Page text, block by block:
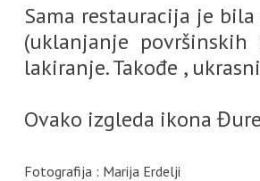
Sama restauracija je
(uklanjanje
lakiranje. Takođe ,
Ovako izgleda ikona
Fotografija : Marija Erdelji